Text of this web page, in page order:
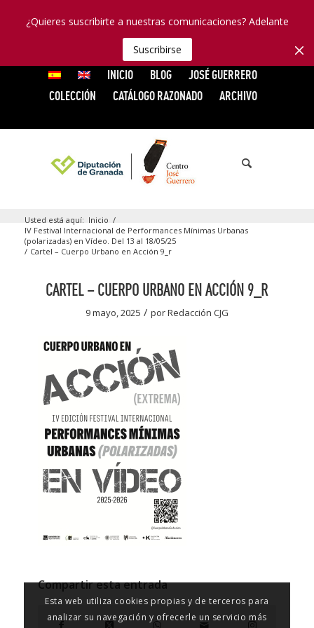
¿Quieres suscribirte a nuestras comunicaciones? Adelante
Suscribirse
INICIO BLOG
JOSÉ GUERRERO
COLECCIÓN
CATÁLOGO RAZONADO ARCHIVO
Usted está aquí: Inicio /
IV Festival Internacional de Performances Mínimas Urbanas
(polarizadas) en Vídeo. Del 13 al 18/05/25
/ Cartel – Cuerpo Urbano en Acción 9_r
CARTEL – CUERPO URBANO EN ACCIÓN 9_R
9 mayo, 2025 / porRedacción CJG
Compartir esta entrada
Esta web utiliza cookies propias y de terceros para
analizar su navegación y ofrecerle un servicio más